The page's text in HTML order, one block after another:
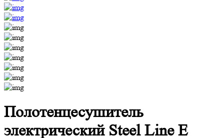
Полотенцесушитель
электрический Steel Line E